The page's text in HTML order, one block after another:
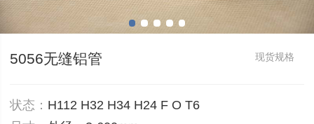
5056无缝铝管 现货规格
状态： H112 H32 H34 H24 F O T6